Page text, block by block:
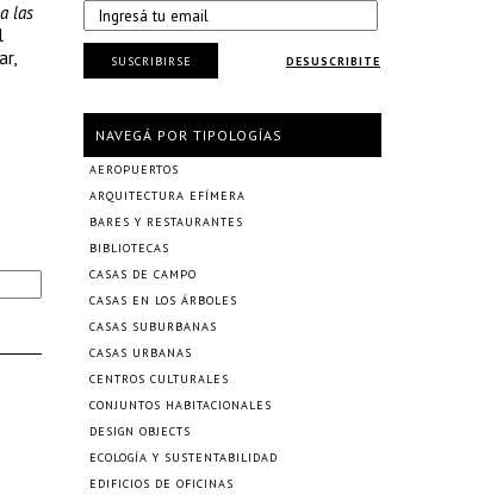
las
DESUSCRIBITE
SUSCRIBIRSE
NAVEGÁ POR TIPOLOGÍAS
AEROPUERTOS
ARQUITECTURA EFÍMERA
BARES Y RESTAURANTES
BIBLIOTECAS
CASAS DE CAMPO
CASAS EN LOS ÁRBOLES
CASAS SUBURBANAS
CASAS URBANAS
CENTROS CULTURALES
CONJUNTOS HABITACIONALES
DESIGN OBJECTS
ECOLOGÍA Y SUSTENTABILIDAD
EDIFICIOS DE OFICINAS